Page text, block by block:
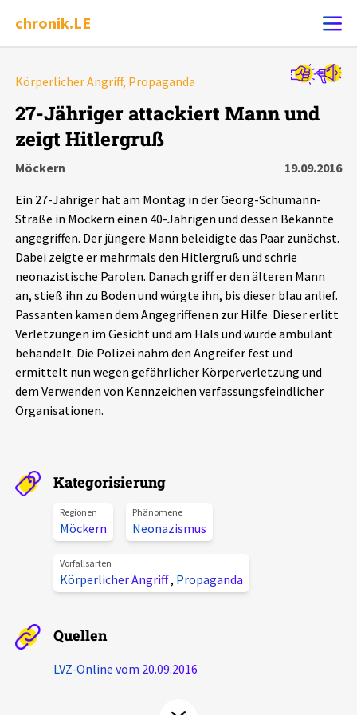
chronik.LE
Ereignis melden
Chronik
Leipziger Zustände
Schlaglichter
Phänomene
Aktuelles
Alle Beiträge
Pressemitteilungen
Podcasts
Projektbeschreibung
Unterstützer_innen
Spenden
chronik.LE in der Presse
Körperlicher Angriff, Propaganda
27-Jähriger attackiert Mann und
zeigt Hitlergruß
Möckern
19.09.2016
Ein 27-Jähriger hat am Montag in der Georg-Schumann-
Straße in Möckern einen 40-Jährigen und dessen Bekannte
angegriffen. Der jüngere Mann beleidigte das Paar zunächst.
Dabei zeigte er mehrmals den Hitlergruß und schrie
neonazistische Parolen. Danach griff er den älteren Mann
an, stieß ihn zu Boden und würgte ihn, bis dieser blau anlief.
Passanten kamen dem Angegriffenen zur Hilfe. Dieser erlitt
Verletzungen im Gesicht und am Hals und wurde ambulant
behandelt. Die Polizei nahm den Angreifer fest und
ermittelt nun wegen gefährlicher Körperverletzung und
dem Verwenden von Kennzeichen verfassungsfeindlicher
Organisationen.
Kategorisierung
Regionen
Möckern
Phänomene
Neonazismus
Vorfallsarten
Körperlicher Angriff, Propaganda
Quellen
LVZ-Online vom 20.09.2016
Alle Ereignisse
7502 Ereignisse
Ereignisse